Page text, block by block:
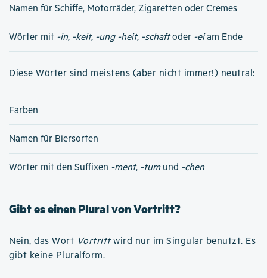
Namen für Schiffe, Motorräder, Zigaretten oder Cremes
Wörter mit -in, -keit, -ung -heit, -schaftoder -eiam Ende
Diese Wörter sind meistens (aber nicht immer!) neutral:
Farben
Namen für Biersorten
Wörter mit den Suffixen -ment, -tumund -chen
Gibt es einen Plural von Vortritt?
Nein, das Wort Vortrittwird nur im Singular benutzt. Es
gibt keine Pluralform.